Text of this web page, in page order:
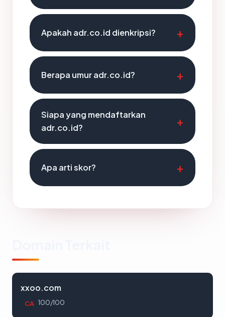
Apakah adr.co.id dienkripsi?
Berapa umur adr.co.id?
Siapa yang mendaftarkan
adr.co.id?
Apa arti skor?
xxoo.com
CA 100/100